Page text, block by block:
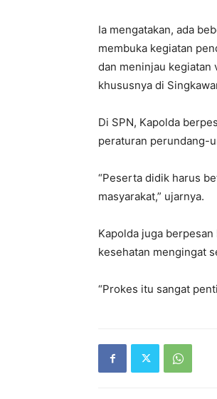
Ia mengatakan, ada
membuka kegiatan
dan meninjau kegiatan
khususnya di
Di SPN, Kapolda
peraturan perundang-
“Peserta didik harus
masyarakat,” ujarnya.
Kapolda juga
kesehatan mengingat
“Prokes itu sangat